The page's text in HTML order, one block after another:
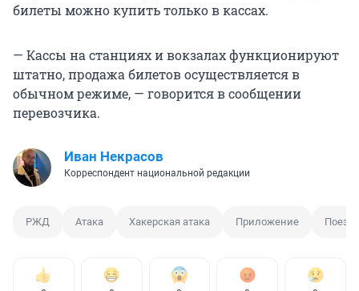
билеты можно купить только в кассах.
— Кассы на станциях и вокзалах функционируют
штатно, продажа билетов осуществляется в
обычном режиме, — говорится в сообщении
перевозчика.
Иван Некрасов
Корреспондент национальной редакции
РЖД Атака Хакерская атака Приложение Поезд